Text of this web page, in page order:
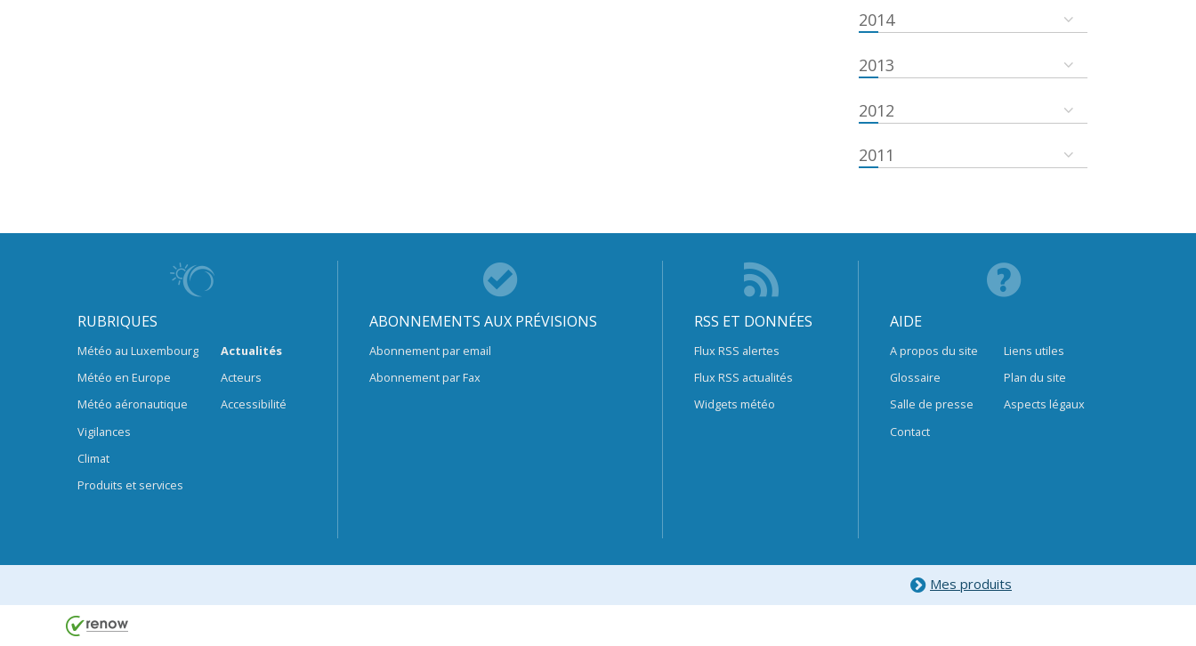
2014
2013
2012
2011
RUBRIQUES
Météo au Luxembourg
Météo en Europe
Météo aéronautique
Vigilances
Climat
Produits et services
Actualités
Acteurs
Accessibilité
ABONNEMENTS AUX PRÉVISIONS
Abonnement par email
Abonnement par Fax
RSS ET DONNÉES
Flux RSS alertes
Flux RSS actualités
Widgets météo
AIDE
A propos du site
Glossaire
Salle de presse
Contact
Liens utiles
Plan du site
Aspects légaux
Mes produits